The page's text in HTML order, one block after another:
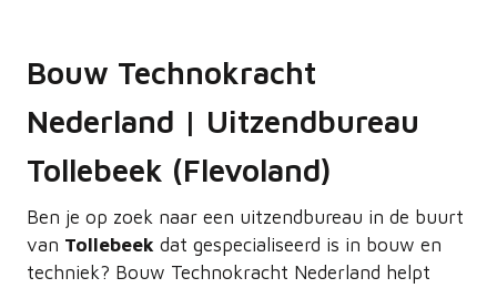
Bouw Technokracht
Nederland | Uitzendbureau
Tollebeek (Flevoland)
Ben je op zoek naar een uitzendbureau in de buurt
van Tollebeek dat gespecialiseerd is in bouw en
techniek? Bouw Technokracht Nederland helpt